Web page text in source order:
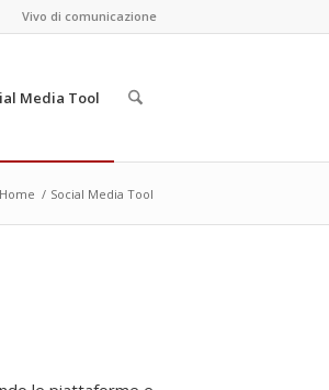
Vivo di comunicazione
Media Tool
Home / Social Media Tool